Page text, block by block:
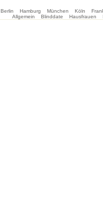
Berlin Hamburg München Köln
Allgemein
Blinddate Hausfrauen